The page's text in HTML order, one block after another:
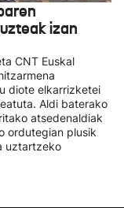
izan
CNT Euskal
diote elkarrizketei
Aldi baterako
atsedenaldiak
ordutegian plusik
uztartzeko